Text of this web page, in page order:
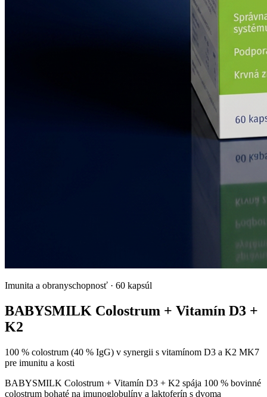
Imunita a obranyschopnosť · 60 kapsúl
BABYSMILK Colostrum + Vitamín D3 +
K2
100 % colostrum (40 % IgG) v synergii s vitamínom D3 a K2 MK7
pre imunitu a kosti
BABYSMILK Colostrum + Vitamín D3 + K2 spája 100 % bovinné
colostrum bohaté na imunoglobulíny a laktoferín s dvoma